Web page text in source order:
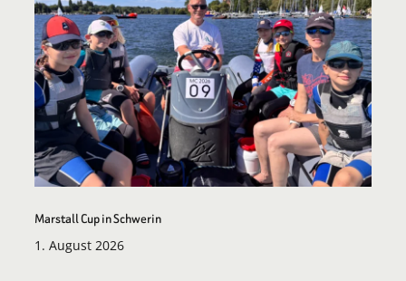
Marstall Cup in Schwerin
1. August 2026